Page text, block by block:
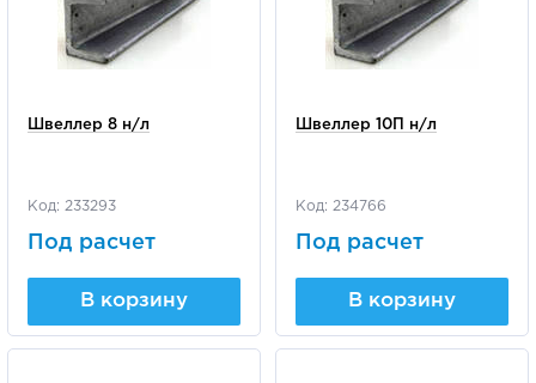
Швеллер 8 н/л
Код: 233293
Под расчет
В корзину
Швеллер 10П н/л
Код: 234766
Под расчет
В корзину